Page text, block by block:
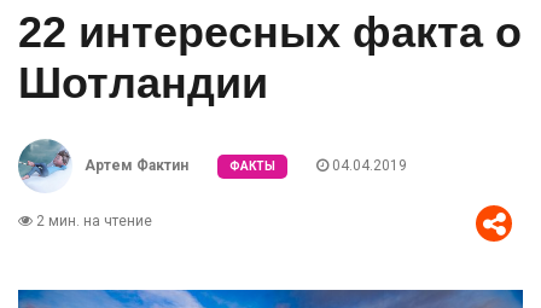
22 интересных факта о
Шотландии
Артем Фактин ФАКТЫ 04.04.2019
2 мин. на чтение